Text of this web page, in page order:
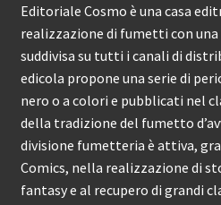
Editoriale Cosmo è una casa
realizzazione di fumetti con
suddivisa su tutti i canali di
edicola propone una serie di
nero o a colori e pubblicati nel
della tradizione del fumetto
divisione fumetteria è attiva,
Comics, nella realizzazione di
fantasy e al recupero di grandi